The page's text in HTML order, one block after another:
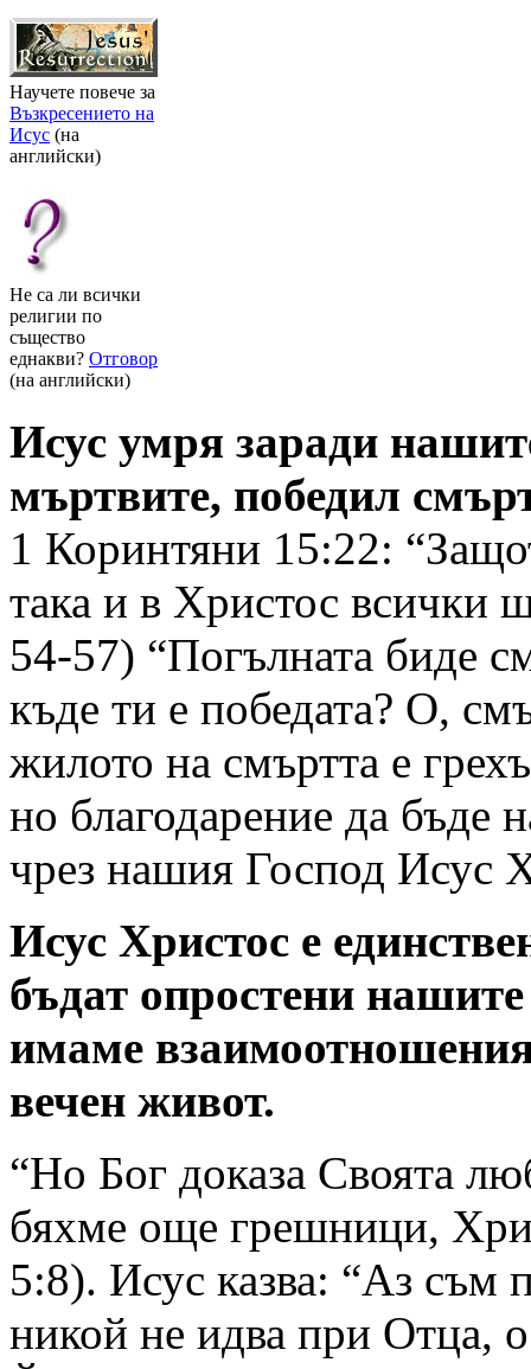
Научете повече за
Възкресението на
Исус (на
английски)
Не са ли всички
религии по
същество
еднакви? Отговор
(на английски)
Исус умря заради
мъртвите, победил
1 Коринтяни 15:22:
така и в Христос всички
54-57) “Погълната биде
къде ти е победата? О,
жилото на смъртта е
но благодарение да бъде
чрез нашия Господ Исус
Исус Христос е
бъдат опростени
имаме
вечен живот.
“Но Бог доказа Своята
бяхме още грешници,
5:8). Исус казва: “Аз съм
никой не идва при Отца,